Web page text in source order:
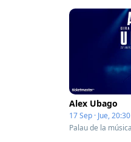
Alex Ubago
17 Sep · Jue, 20:30